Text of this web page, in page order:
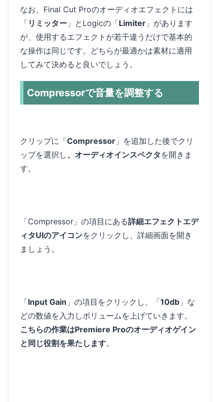
なお、Final Cut Proのオーディオエフェクトには
「 リミッター 」とLogicの「Limiter 」があります
が、使用するエフェクトが若干違うだけで基本的
な操作は同じです。どちらが最適かは素材に適用
してみて決めると良いでしょう。
Compressorで音量を調整する
クリップに「Compressor 」を追加した後でクリ
ップを選択し、オーディオインスペクタ を開きま
す。
「Compressor」の項目にある詳細エフェクトエデ
ィタUIのアイコンをクリックし、詳細画面を開き
ましょう。
「Input Gain 」の項目をクリックし、「10db 」な
どの数値を入力しボリュームを上げていきます。
こちらの作業はPremiere Proのオーディオゲイン
と同じ役割を果たします。